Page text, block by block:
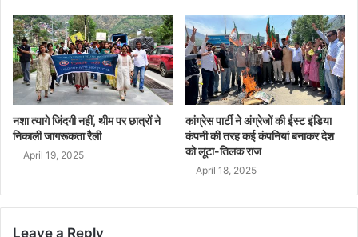
नशा त्यागे जिंदगी नहीं, थीम पर छात्रों ने
निकाली जागरूकता रैली
April 19, 2025
कांग्रेस पार्टी ने अंग्रेजों की ईस्ट इंडिया
कंपनी की तरह कई कंपनियां बनाकर देश
को लूटा-तिलक राज
April 18, 2025
Leave a Reply